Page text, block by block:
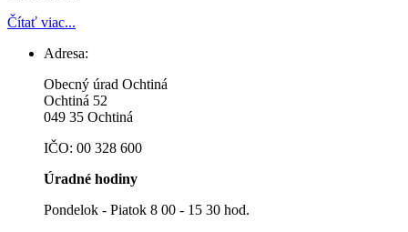
Čítať viac...
Adresa:
Obecný úrad Ochtiná
Ochtiná 52
049 35 Ochtiná
IČO: 00 328 600
Úradné hodiny
Pondelok - Piatok 8 00 - 15 30 hod.